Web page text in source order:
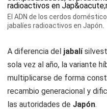
El ADN de los cerdos
jabalíes radioactivos en Japón.
A diferencia del jabalí
sola vez al año, la variante
multiplicarse de forma
recambio generacional y
las autoridades de Japón.